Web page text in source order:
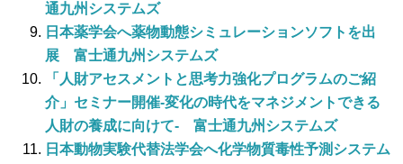
通九州システムズ
日本薬学会へ薬物動態シミュレーションソフトを出
展 富士通九州システムズ
「人財アセスメントと思考力強化プログラムのご紹
介」セミナー開催-変化の時代をマネジメントできる
人財の養成に向けて- 富士通九州システムズ
日本動物実験代替法学会へ化学物質毒性予測システム